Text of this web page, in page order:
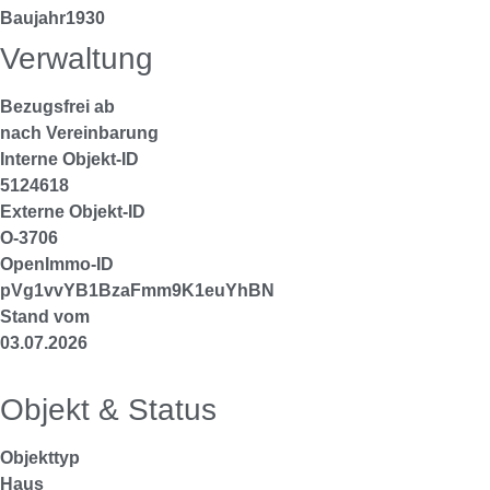
Baujahr1930
Verwaltung
Bezugsfrei ab
nach Vereinbarung
Interne Objekt-ID
5124618
Externe Objekt-ID
O-3706
OpenImmo-ID
pVg1vvYB1BzaFmm9K1euYhBN
Stand vom
03.07.2026
Objekt & Status
Objekttyp
Haus